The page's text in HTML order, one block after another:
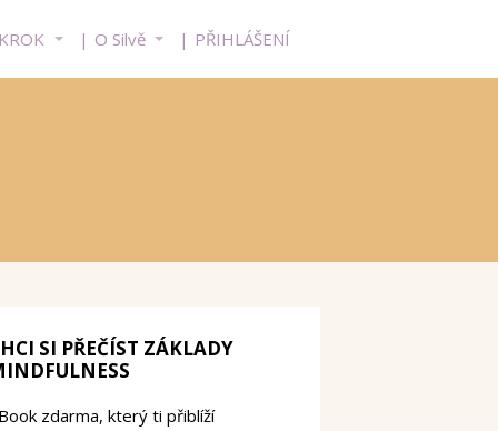
O Silvě PŘIHLÁŠENÍ
SI PŘEČÍST ZÁKLADY
zdarma, který ti přiblíží